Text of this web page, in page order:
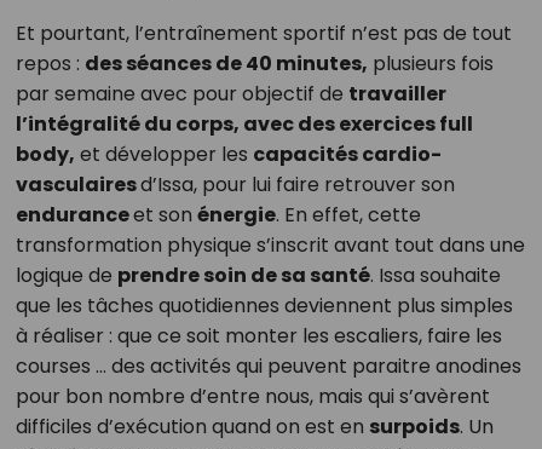
Et pourtant, l’entraînement sportif n’est pas de tout
repos : des séances de 40 minutes, plusieurs fois
par semaine avec pour objectif de travailler
l’intégralité du corps, avec des exercices full
body, et développer les capacités cardio-
vasculairesd’Issa, pour lui faire retrouver son
enduranceet son énergie. En effet, cette
transformation physique s’inscrit avant tout dans une
logique de prendre soin de sa santé. Issa souhaite
que les tâches quotidiennes deviennent plus simples
à réaliser : que ce soit monter les escaliers, faire les
courses … des activités qui peuvent paraitre anodines
pour bon nombre d’entre nous, mais qui s’avèrent
difficiles d’exécution quand on est en surpoids. Un